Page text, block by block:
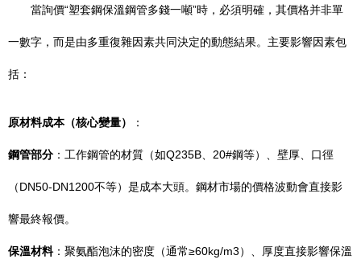
當詢價“塑套鋼保溫鋼管多錢一噸”時，必須明確，其價格并非單
一數字，而是由多重復雜因素共同決定的動態結果。主要影響因素包
括：
原材料成本（核心變量） ：
鋼管部分 ：工作鋼管的材質（如Q235B、20#鋼等）、壁厚、口徑
（DN50-DN1200不等）是成本大頭。鋼材市場的價格波動會直接影
響最終報價。
保溫材料：聚氨酯泡沫的密度（通常≥60kg/m3）、厚度直接影響保溫